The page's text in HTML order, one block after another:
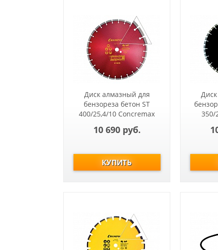
Диск алмазный для
бензореза бетон ST
400/25,4/10 Concremax
наполн.сред.тв)
10 690 руб.
350/